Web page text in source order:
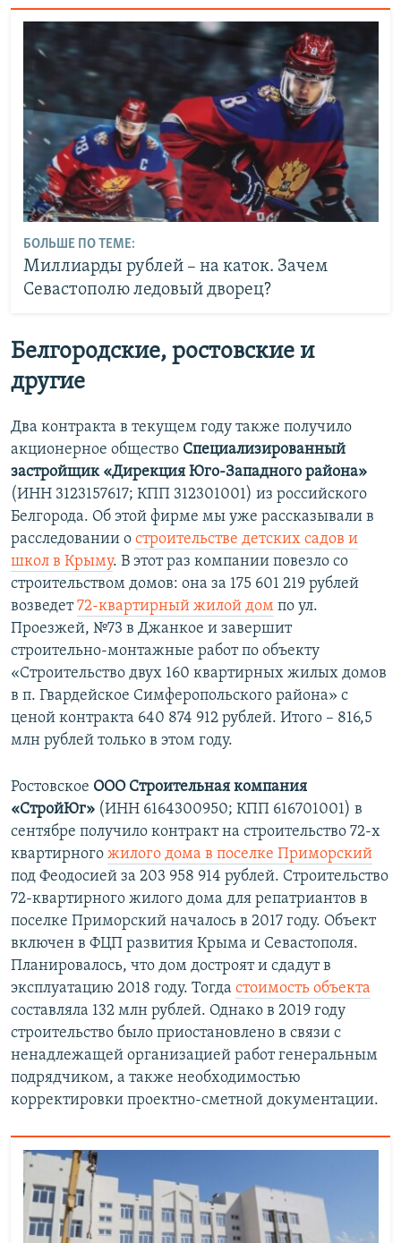
БОЛЬШЕ ПО ТЕМЕ:
Миллиарды рублей – на каток. Зачем
Севастополю ледовый дворец?
Белгородские, ростовские и
другие
Два контракта в текущем году также получило
акционерное общество Специализированный
застройщик «Дирекция Юго-Западного района»
(ИНН 3123157617; КПП 312301001) из российского
Белгорода. Об этой фирме мы уже рассказывали в
расследовании о строительстве детских садов и
школ в Крыму. В этот раз компании повезло со
строительством домов: она за 175 601 219 рублей
возведет72-квартирный жилой дом по ул.
Проезжей, №73 в Джанкое и завершит
строительно-монтажные работ по объекту
«Строительство двух 160 квартирных жилых домов
в п. Гвардейское Симферопольского района» с
ценой контракта 640 874 912 рублей. Итого – 816,5
млн рублей только в этом году.
Ростовское ООО Строительная компания
«СтройЮг» (ИНН 6164300950; КПП 616701001) в
сентябре получило контракт на строительство 72-х
квартирного жилого дома в поселке Приморский
под Феодосией за 203 958 914 рублей. Строительство
72-квартирного жилого дома для репатриантов в
поселке Приморский началось в 2017 году. Объект
включен в ФЦП развития Крыма и Севастополя.
Планировалось, что дом достроят и сдадут в
эксплуатацию 2018 году. Тогда стоимость объекта
составляла 132 млн рублей. Однако в 2019 году
строительство было приостановлено в связи с
ненадлежащей организацией работ генеральным
подрядчиком, а также необходимостью
корректировки проектно-сметной документации.